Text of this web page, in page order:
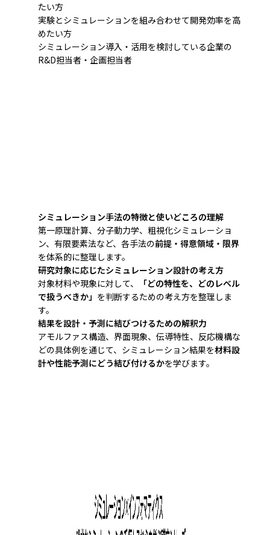
たい方
実験とシミュレーションを組み合わせて開発効率を高
めたい方
シミュレーション導入・活用を検討している企業の
R&D担当者・企画担当者
シミュレーション手法の特徴と使いどころの理解
第一原理計算、分子動力学、粗視化シミュレーショ
ン、有限要素法など、各手法の前提・得意領域・限界
を体系的に整理します。
研究対象に応じたシミュレーション設計の考え方
対象材料や現象に対して、
「どの特性を、どのレベル
で扱うべきか」 を判断するための考え方を整理しま
す。
結果を設計・予測に結びつけるための解釈力
アモルファス構造、界面現象、伝導特性、反応機構な
どの具体例を通じて、シミュレーション結果を材料設
計や性能予測にどう結び付けるかを学びます。